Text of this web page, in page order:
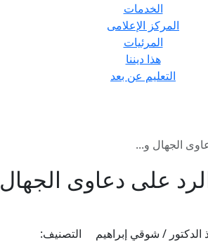
الخدمات
المركز الإعلامى
المرئيات
هذا ديننا
التعليم عن بعد
الجهال و...
على دعاوى الجهال
الدكتور / شوقي إبراهيم
التصنيف: